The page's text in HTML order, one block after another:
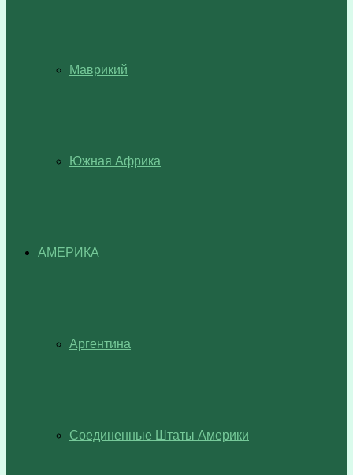
Маврикий
Южная Африка
АМЕРИКА
Аргентина
Соединенные Штаты Америки